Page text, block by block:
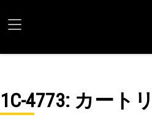
1C-4773: カート